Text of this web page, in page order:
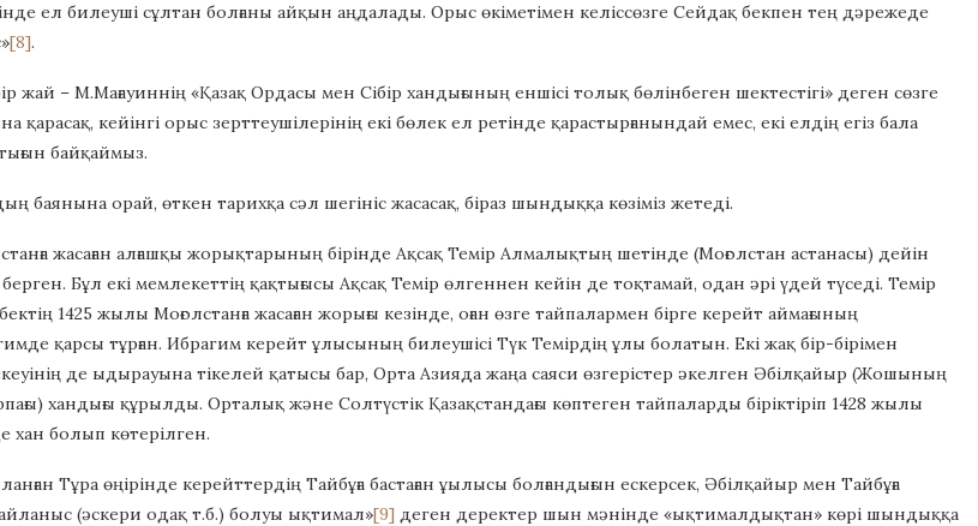
ел билеуші сұлтан болғаны айқын аңдалады. Орыс өкіметімен келіссөзге Сейдақ бекпен тең дәрежеде
[8].
жай – М.Мағауиннің «Қазақ Ордасы мен Сібір хандығының еншісі толық бөлінбеген шектестігі» деген сөзге
қарасақ, кейінгі орыс зерттеушілерінің екі бөлек ел ретінде қарастырғанындай емес, екі елдің егіз бала
байқаймыз.
баянына орай, өткен тарихқа сәл шегініс жасасақ, біраз шындыққа көзіміз жетеді.
жасаған алғашқы жорықтарының бірінде Ақсақ Темір Алмалықтың шетінде (Моғолстан астанасы) дейін
Бұл екі мемлекеттің қақтығысы Ақсақ Темір өлгеннен кейін де тоқтамай, одан әрі үдей түседі. Темір
1425 жылы Моғолстанға жасаған жорығы кезінде, оған өзге тайпалармен бірге керейт аймағының
қарсы тұрған. Ибрагим керейт ұлысының билеушісі Түк Темірдің ұлы болатын. Екі жақ бір-бірімен
де ыдырауына тікелей қатысы бар, Орта Азияда жаңа саяси өзгерістер әкелген Әбілқайыр (Жошының
хандығы құрылды. Орталық және Солтүстік Қазақстандағы көптеген тайпаларды біріктіріп 1428 жылы
хан болып көтерілген.
Тұра өңірінде керейттердің Тайбұға бастаған ұылысы болғандығын ескерсек, Әбілқайыр мен Тайбұға
(әскери одақ т.б.) болуы ықтимал»[9] деген деректер шын мәнінде «ықтималдықтан» көрі шындыққа